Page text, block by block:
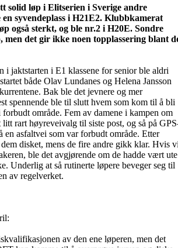
solid løp i Elitserien i Sverige andre
en syvendeplass i H21E2. Klubbkamerat
også sterkt, og ble nr.2 i H20E. Sondre
men det gir ikke noen topplassering blant
i jaktstarten i E1 klassene for senior ble aldri
både Olav Lundanes og Helena Jansson
Bak ble det jevnere og mer
spennende ble til slutt hvem som kom til å bli
område. Fem av damene i kampen om
litt rart høyreveivalg til siste post, og så på
en asfaltvei som var forbudt område. Etter
disket, mens de fire andre gikk klar. Hvis
ble det avgjørende om de hadde vært ute
Underlig at så rutinerte løpere beveger seg til
av regelverket.
av den ene løperen, men det